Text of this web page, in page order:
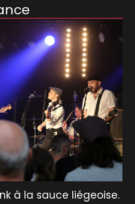
à la sauce liégeoise.